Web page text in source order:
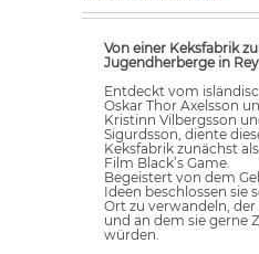
Von einer Keksfabrik
Jugendherberge in
Entdeckt vom
Oskar Thor Axelsson
Kristinn Vilbergsson
Sigurdsson, diente
Keksfabrik zunächst
Film Black’s Game.
Begeistert von dem
Ideen beschlossen sie
Ort zu verwandeln,
und an dem sie gerne
würden.